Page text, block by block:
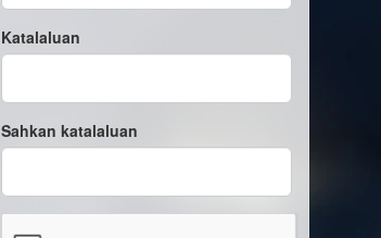
Katalaluan
Sahkan katalaluan